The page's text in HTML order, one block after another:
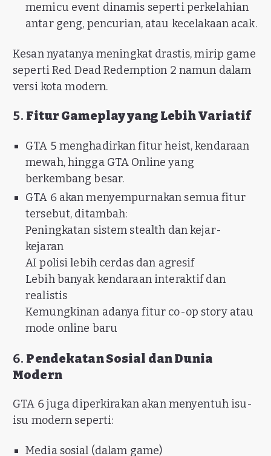
memicu event dinamis seperti perkelahian
antar geng, pencurian, atau kecelakaan acak.
Kesan nyatanya meningkat drastis, mirip game
seperti Red Dead Redemption 2 namun dalam
versi kota modern.
5. Fitur Gameplay yang Lebih Variatif
GTA 5 menghadirkan fitur heist, kendaraan
mewah, hingga GTA Online yang
berkembang besar.
GTA 6 akan menyempurnakan semua fitur
tersebut, ditambah:
Peningkatan sistem stealth dan kejar-
kejaran
AI polisi lebih cerdas dan agresif
Lebih banyak kendaraan interaktif dan
realistis
Kemungkinan adanya fitur co-op story atau
mode online baru
6. Pendekatan Sosial dan Dunia
Modern
GTA 6 juga diperkirakan akan menyentuh isu-
isu modern seperti:
Media sosial (dalam game)